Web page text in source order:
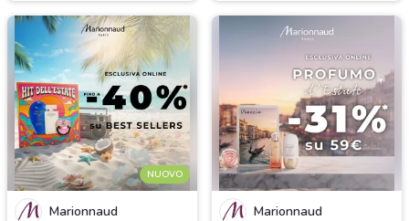
NUOVO
Marionnaud Marionnaud